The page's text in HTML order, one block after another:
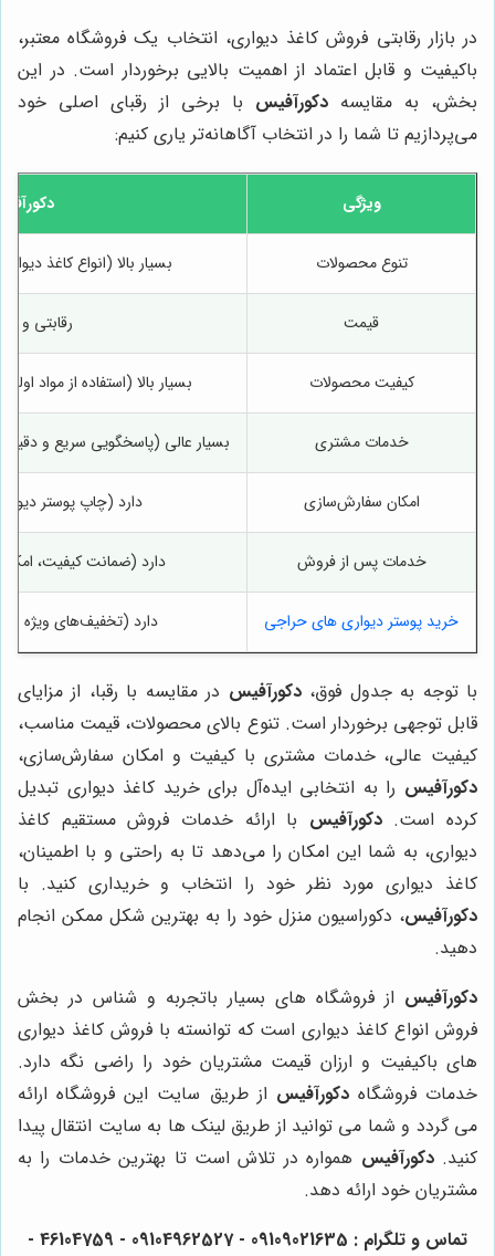
در بازار رقابتی فروش کاغذ دیواری، انتخاب یک فروشگاه معتبر،
باکیفیت و قابل اعتماد از اهمیت بالایی برخوردار است. در این
بخش، به مقایسه دکورآفیس با برخی از رقبای اصلی خود
می‌پردازیم تا شما را در انتخاب آگاهانه‌تر یاری کنیم:
ویژگی
تنوع محصولات بسیار بالا (انواع کاغذ
قیمت رقابتی و
کیفیت محصولات بسیار بالا (استفاده از مواد
خدمات مشتری بسیار عالی (پاسخگویی سریع و
امکان سفارش‌سازی دارد (چاپ پوستر
خدمات پس از فروش دارد (ضمانت کیفیت،
خرید پوستر دیواری های حراجی دارد (تخفیف‌های ویژه و
با توجه به جدول فوق،دکورآفیس در مقایسه با رقبا، از مزایای
قابل توجهی برخوردار است. تنوع بالای محصولات، قیمت مناسب،
کیفیت عالی، خدمات مشتری با کیفیت و امکان سفارش‌سازی،
دکورآفیس را به انتخابی ایده‌آل برای خرید کاغذ دیواری تبدیل
کرده است.دکورآفیس با ارائه خدمات فروش مستقیم کاغذ
دیواری، به شما این امکان را می‌دهد تا به راحتی و با اطمینان،
کاغذ دیواری مورد نظر خود را انتخاب و خریداری کنید. با
دکورآفیس، دکوراسیون منزل خود را به بهترین شکل ممکن انجام
دهید.
دکورآفیس از فروشگاه های بسیار باتجربه و شناس در بخش
فروش انواع کاغذ دیواری است که توانسته با فروش کاغذ دیواری
های باکیفیت و ارزان قیمت مشتریان خود را راضی نگه دارد.
خدمات فروشگاهدکورآفیس از طریق سایت این فروشگاه ارائه
می گردد و شما می توانید از طریق لینک ها به سایت انتقال پیدا
کنید.دکورآفیس همواره در تلاش است تا بهترین خدمات را به
مشتریان خود ارائه دهد.
تماس و تلگرام : 09109021635 - 09104962527 - 46104759 -